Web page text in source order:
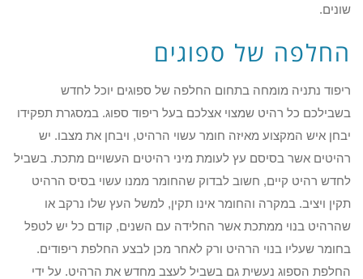
שונים.
החלפה של ספוגים
ריפוד נתניה מומחה בתחום החלפה של ספוגים יוכל לחדש
בשבילכם כל רהיט שמצוי אצלכם בעל ריפוד ספוג. במסגרת תפקידו
יבחן איש המקצוע מאיזה חומר עשוי הרהיט, ויבחן את מצבו. יש
רהיטים אשר בסיסם עץ לעומת מיני רהיטים העשויים מתכת. בשביל
לחדש רהיט קיים, חשוב לבדוק שהחומר ממנו עשוי בסיס הרהיט
תקין ויציב. במקרה והחומר אינו תקין, למשל העץ שלו נרקב או
שהרהיט בנוי ממתכת אשר החלידה עם השנים, קודם כל יש לטפל
בחומר שעליו בנוי הרהיט ורק לאחר מכן לבצע החלפת ריפודים.
החלפת הספוג נעשית גם בשביל לעצב מחדש את הרהיט. על ידי